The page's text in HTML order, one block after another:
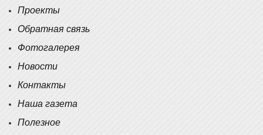
Проекты
Обратная связь
Фотогалерея
Новости
Контакты
Наша газета
Полезное